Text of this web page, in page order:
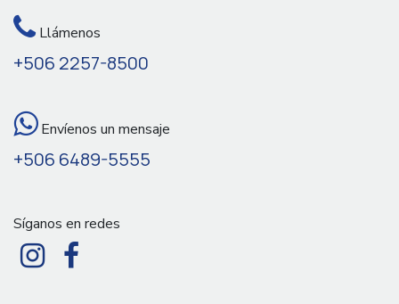
Llámenos
+506 2257-8500
Envíenos un mensaje
+506 6489-5555
Síganos en redes